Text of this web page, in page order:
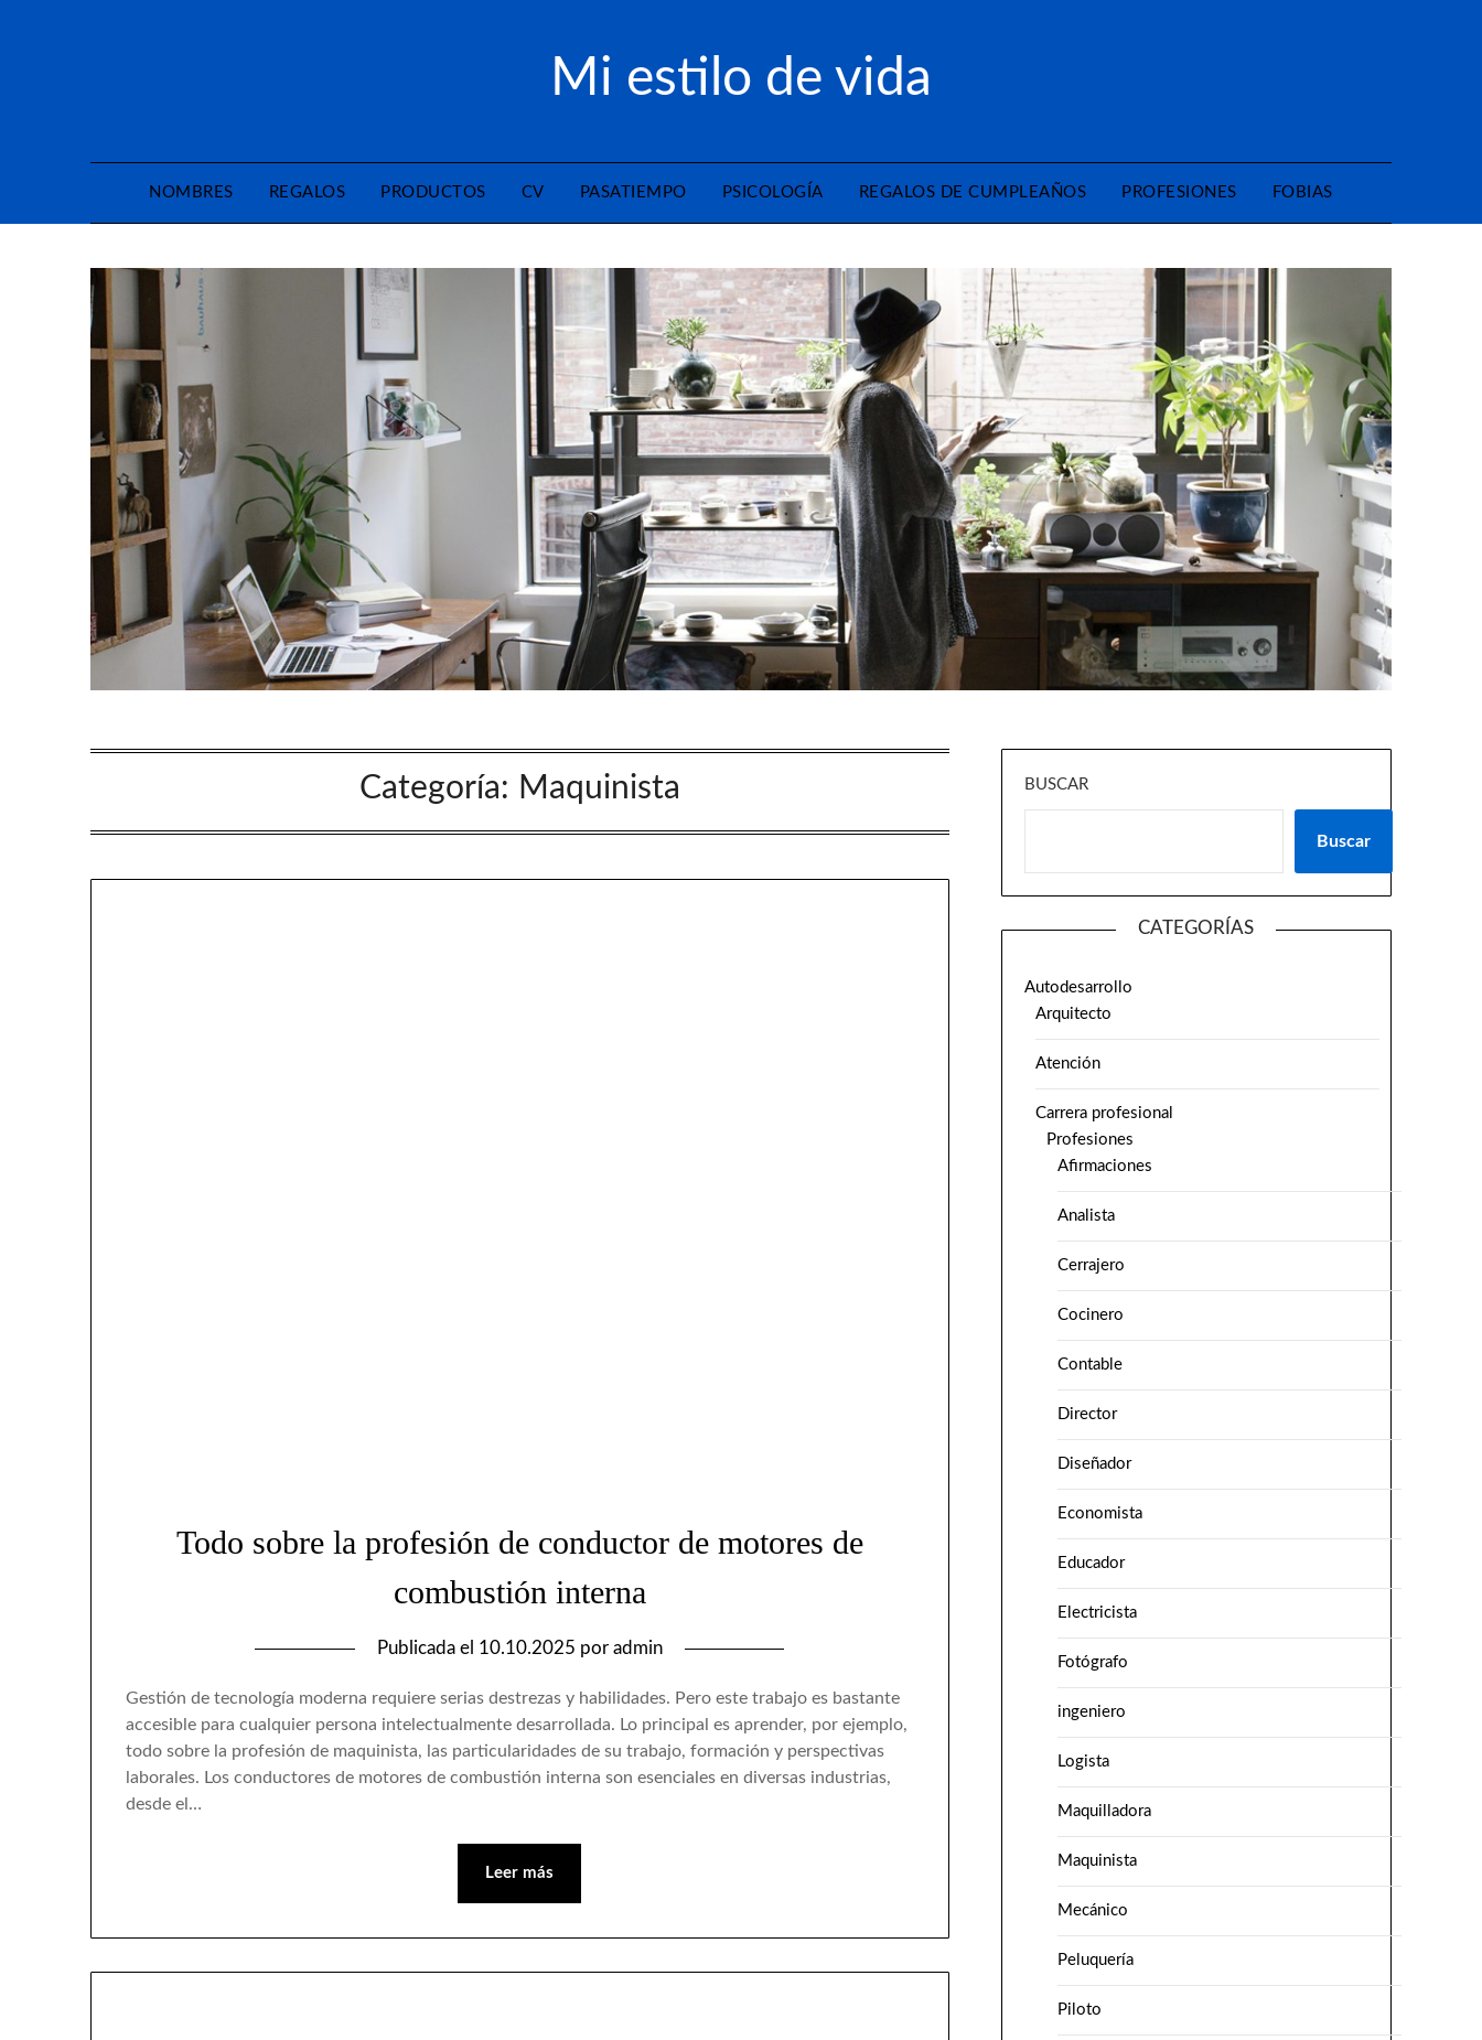
Mi estilo de vida
NOMBRES REGALOS PRODUCTOS CV PASATIEMPO PSICOLOGÍA REGALOS DE CUMPLEAÑOS PROFESIONES FOBIAS
Categoría: Maquinista
Todo sobre la profesión de conductor de motores de
combustión interna
Publicada el 10.10.2025 por admin
Gestión de tecnología moderna requiere serias destrezas y habilidades. Pero este trabajo es bastante
accesible para cualquier persona intelectualmente desarrollada. Lo principal es aprender, por ejemplo,
todo sobre la profesión de maquinista, las particularidades de su trabajo, formación y perspectivas
laborales. Los conductores de motores de combustión interna son esenciales en diversas industrias,
desde el…
Leer más
BUSCAR
Buscar
CATEGORÍAS
Autodesarrollo
Arquitecto
Atención
Carrera profesional
Profesiones
Afirmaciones
Analista
Cerrajero
Cocinero
Contable
Director
Diseñador
Economista
Educador
Electricista
Fotógrafo
ingeniero
Logista
Maquilladora
Maquinista
Mecánico
Peluquería
Piloto